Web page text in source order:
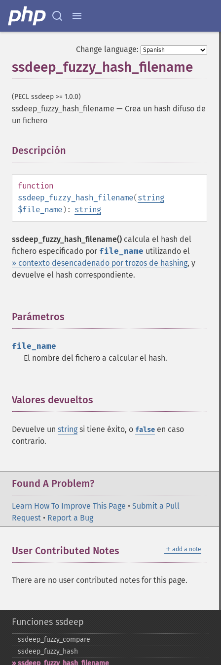
Change language:
ssdeep_fuzzy_hash_filename
(PECL ssdeep >= 1.0.0)
ssdeep_fuzzy_hash_filename — Crea un hash difuso de
un fichero
Descripción
function
ssdeep_fuzzy_hash_filename(string
$file_name): string
ssdeep_fuzzy_hash_filename() calcula el hash del
fichero especificado por file_name utilizando el
» contexto desencadenado por trozos de hashing, y
devuelve el hash correspondiente.
Parámetros
file_name
El nombre del fichero a calcular el hash.
Valores devueltos
Devuelve un string si tiene éxito, o false en caso
contrario.
Found A Problem?
Learn How To Improve This Page • Submit a Pull
Request • Report a Bug
＋ add a note
User Contributed Notes
There are no user contributed notes for this page.
Funciones ssdeep
ssdeep_​fuzzy_​compare
ssdeep_​fuzzy_​hash
ssdeep_​fuzzy_​hash_​filename